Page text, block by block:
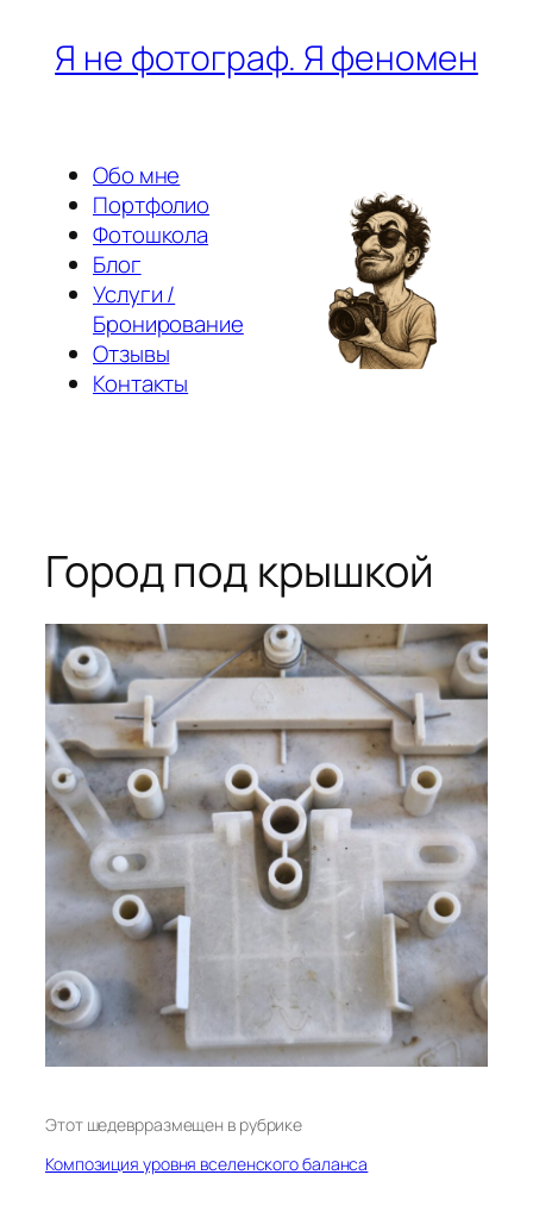
ПерейтиЯ не фотограф. Я феномен
Обо мне
Портфолио
Фотошкола
Блог
Услуги /
Бронирование
Отзывы
Контакты
Город под крышкой
Этот шедеврразмещен в рубрике
Композиция уровня вселенского баланса